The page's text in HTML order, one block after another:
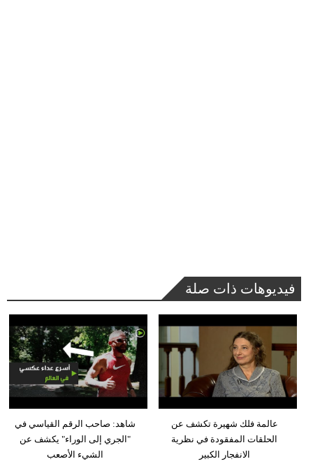
فيديوهات ذات صلة
شاهد: صاحب الرقم القياسي في
"الجري إلى الوراء" يكشف عن
الشيء الأصعب
عالمة فلك شهيرة تكشف عن
الحلقات المفقودة في نظرية
الانفجار الكبير